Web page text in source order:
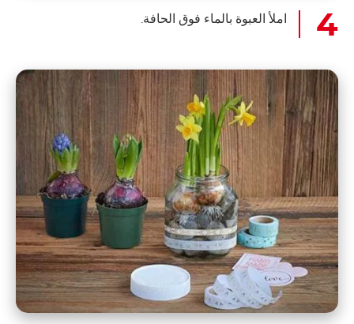
املأ العبوة بالماء فوق الحافة.